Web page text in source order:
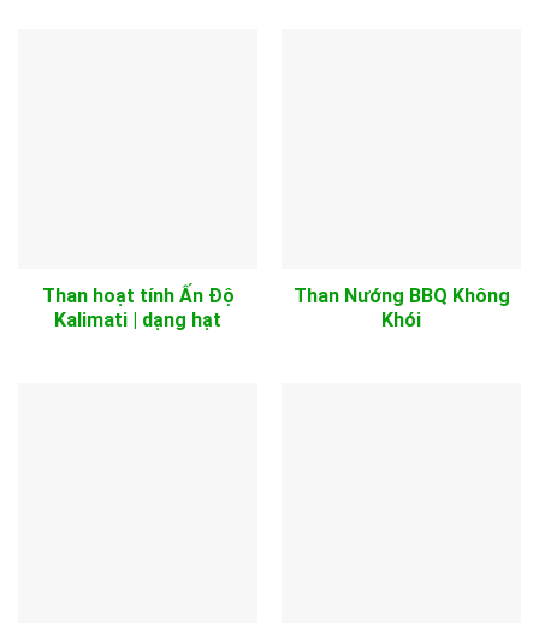
Than hoạt tính Ấn Độ
Kalimati | dạng hạt
Than Nướng BBQ Không
Khói